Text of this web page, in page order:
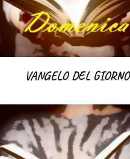
VANGELO DEL GIORNO